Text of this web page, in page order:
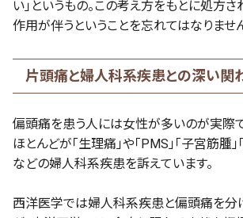
い」というもの。この考え方をもとに処方さ
作用が伴うということを忘れてはなりませ
片頭痛と婦人科系疾患との深い関
偏頭痛を患う人には女性が多いのが実際
ほとんどが「生理痛」や「PMS」「子宮筋腫」
などの婦人科系疾患を訴えています。
西洋医学では婦人科系疾患と偏頭痛を分